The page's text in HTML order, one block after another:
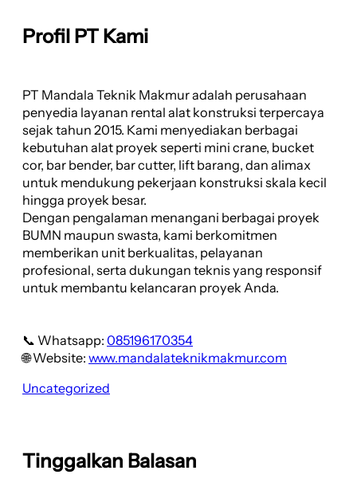
Profil PT Kami
PT Mandala Teknik Makmur adalah perusahaan
penyedia layanan rental alat konstruksi terpercaya
sejak tahun 2015. Kami menyediakan berbagai
kebutuhan alat proyek seperti mini crane, bucket
cor, bar bender, bar cutter, lift barang, dan alimax
untuk mendukung pekerjaan konstruksi skala kecil
hingga proyek besar.
Dengan pengalaman menangani berbagai proyek
BUMN maupun swasta, kami berkomitmen
memberikan unit berkualitas, pelayanan
profesional, serta dukungan teknis yang responsif
untuk membantu kelancaran proyek Anda.
📞 Whatsapp: 085196170354
🌐 Website: www.mandalateknikmakmur.com
Uncategorized
Tinggalkan Balasan